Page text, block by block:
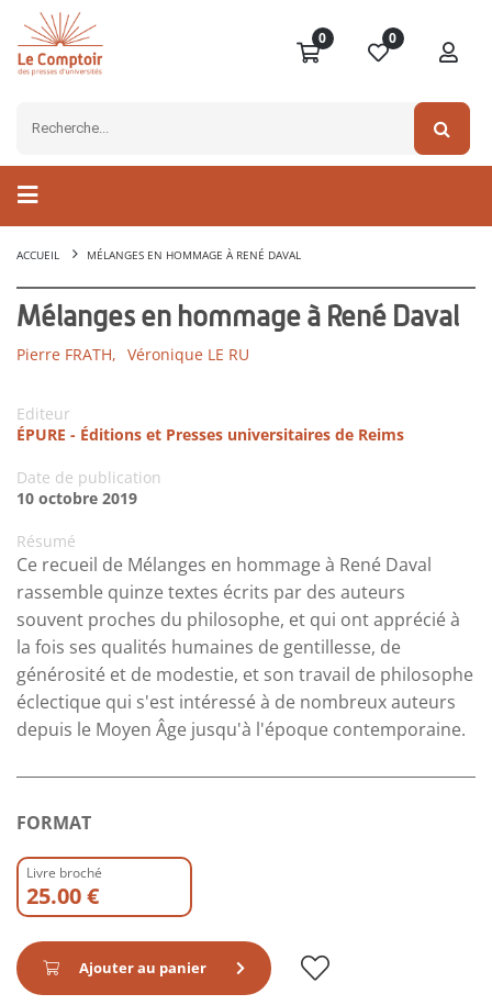
0 0
ACCUEIL MÉLANGES EN HOMMAGE À RENÉ DAVAL
Mélanges en hommage à René Daval
Pierre FRATH, Véronique LE RU
Editeur
ÉPURE - Éditions et Presses universitaires de Reims
Date de publication
10 octobre 2019
Résumé
Ce recueil de Mélanges en hommage à René Daval
rassemble quinze textes écrits par des auteurs
souvent proches du philosophe, et qui ont apprécié à
la fois ses qualités humaines de gentillesse, de
générosité et de modestie, et son travail de philosophe
éclectique qui s'est intéressé à de nombreux auteurs
depuis le Moyen Âge jusqu'à l'époque contemporaine.
FORMAT
Livre broché
25.00 €
Ajouter au panier